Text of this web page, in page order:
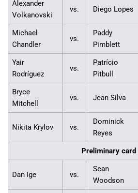
Alexander
Volkanovski
vs. Diego Lopes
Michael
Chandler
vs.
Paddy
Pimblett
Yair
Rodríguez
vs.
Patrício
Pitbull
Bryce
Mitchell
vs. Jean Silva
Nikita Krylov vs.
Dominick
Reyes
Preliminary card
Dan Ige vs.
Sean
Woodson